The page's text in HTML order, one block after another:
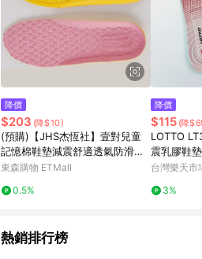
降價
$203 (降$10)
(預購)【JHS杰恆社】壹對兒童
記憶棉鞋墊減震舒適透氣防滑耐
磨兒童鞋墊童鞋鞋墊RAKASO諾
東森購物 ETMall
0.5%
降價
$115 (降
LOTTO
震乳膠鞋
漸層【
台灣樂天市
3%
熱銷排行榜